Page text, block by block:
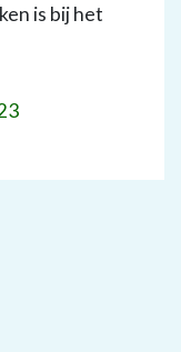
is bij het